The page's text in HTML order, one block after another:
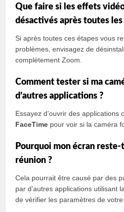
Que faire si les effets
désactivés après toutes
Si après toutes ces étapes vous
problèmes, envisagez de
complètement Zoom.
Comment tester si ma
d’autres applications ?
Essayez d’ouvrir des applications
FaceTime pour voir si la caméra
Pourquoi mon écran
réunion ?
Cela pourrait être causé par des
par d’autres applications utilisant
de vérifier les paramètres de votre